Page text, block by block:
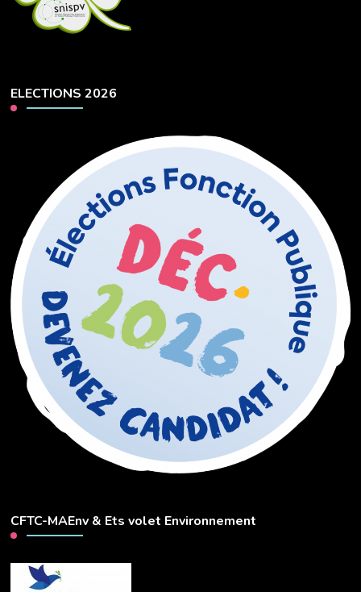
ELECTIONS 2026
CFTC-MAEnv & Ets volet Environnement